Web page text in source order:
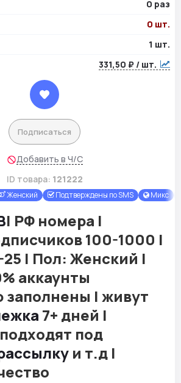
0 раз
0 шт.
1 шт.
331,50 ₽ / шт.
Подписаться
Добавить в Ч/С
ID товара: 121222
Женский Подтверждены по SMS Микс
| РФ номера |
100-1000 |
25 | Пол: Женский |
аккаунты
заполнены | живут
7+ дней |
под
и т.д |